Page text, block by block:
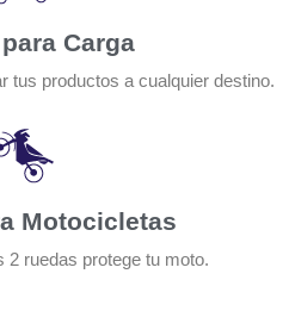
Carga
tus productos a cualquier destino.
Motocicletas
2 ruedas protege tu moto.